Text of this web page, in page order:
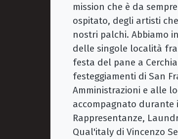
mission che è da
ospitato, degli artisti
nostri palchi. Abbiamo
delle singole località
festa del pane a
festeggiamenti di San
Amministrazioni e alle
accompagnato durante
Rappresentanze,
Qual'italy di Vincenzo